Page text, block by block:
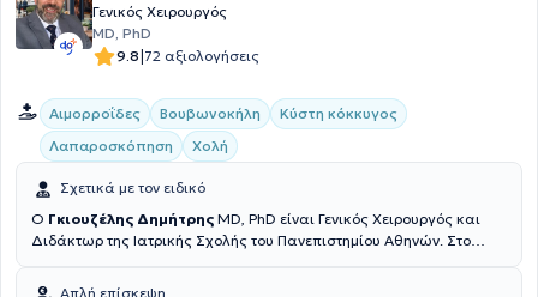
Γενικός Χειρουργός
MD, PhD
9.8|72 αξιολογήσεις
Αιμορροΐδες Βουβωνοκήλη
Κύστη κόκκυγος
Λαπαροσκόπηση
Χολή
Σχετικά με τον ειδικό
Ο Γκιουζέλης Δημήτρης MD, PhD είναι Γενικός Χειρουργός και
Διδάκτωρ της Ιατρικής Σχολής του Πανεπιστημίου Αθηνών. Στο
ενημερωθεί για παθήσεις που αφορούν τη Χειρουργική των
Απλή επίσκεψη